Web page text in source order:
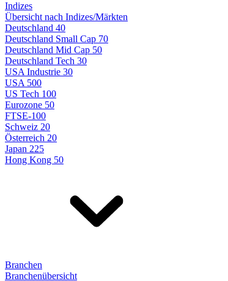
Indizes
Übersicht nach Indizes/Märkten
Deutschland 40
Deutschland Small Cap 70
Deutschland Mid Cap 50
Deutschland Tech 30
USA Industrie 30
USA 500
US Tech 100
Eurozone 50
FTSE-100
Schweiz 20
Österreich 20
Japan 225
Hong Kong 50
Branchen
Branchenübersicht